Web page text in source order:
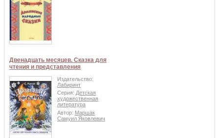
Двенадцать месяцев. Сказка для
чтения и представления
Издательство:
Лабиринт
Серия: Детская
художественная
литература
Автор: Маршак
Самуил Яковлевич